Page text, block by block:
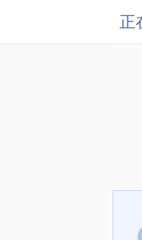
正